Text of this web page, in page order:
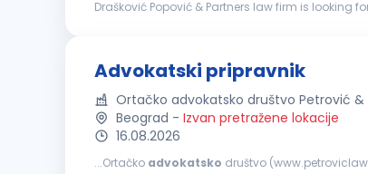
Drašković Popović & Partners law firm is looking for excellent
Advokatski pripravnik
Ortačko advokatsko društvo Petrović &
Beograd - Izvan pretražene lokacije
16.08.2026
...Ortačko advokatsko društvo